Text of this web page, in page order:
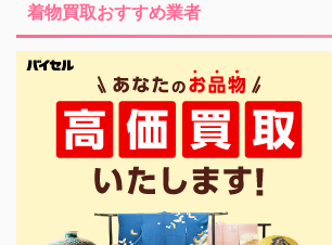
着物買取おすすめ業者